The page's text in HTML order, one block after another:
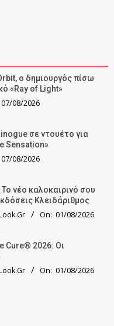
ο δημιουργός πίσω
«Ray of Light»
07/08/2026
σε ντουέτο για
Sensation»
07/08/2026
νέο καλοκαιρινό σου
Κλειδάριθμος
On: 01/08/2026
Cure® 2026: Οι
On: 01/08/2026